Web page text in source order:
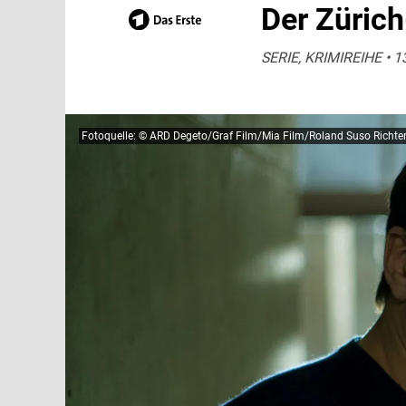
Der
SERIE, KRIMIREIHE •
Fotoquelle: © ARD Degeto/Graf Film/Mia Film/Roland Suso Richter